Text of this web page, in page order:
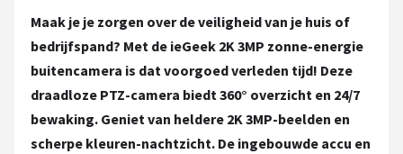
Maak je je zorgen over de veiligheid van je huis of
bedrijfspand? Met de ieGeek 2K 3MP zonne-energie
buitencamera is dat voorgoed verleden tijd! Deze
draadloze PTZ-camera biedt 360° overzicht en 24/7
bewaking. Geniet van heldere 2K 3MP-beelden en
scherpe kleuren-nachtzicht. De ingebouwde accu en